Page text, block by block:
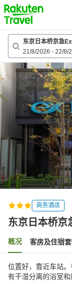
to
top
page
东京日本桥京急
21/8/2026 - 22/8/
商务酒店
东京日本桥京
概况 客房及住宿
位置好，靠近车站
有干湿分离的浴室